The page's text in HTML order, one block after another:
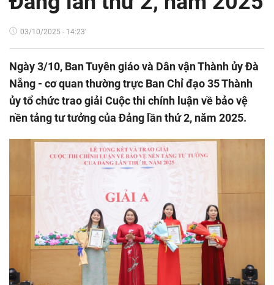
03/10/2025 - 14:23'
Ngày 3/10, Ban Tuyên giáo và Dân vận Thành ủy Đà
Nẵng - cơ quan thường trực Ban Chỉ đạo 35 Thành
ủy tổ chức trao giải Cuộc thi chính luận về bảo vệ
nền tảng tư tưởng của Đảng lần thứ 2, năm 2025.